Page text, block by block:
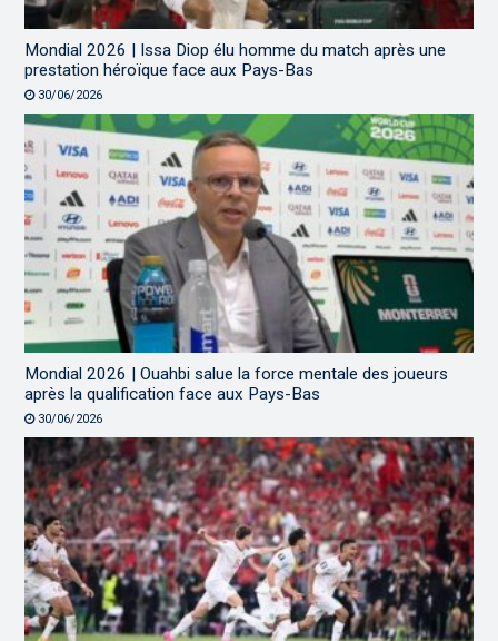
Mondial 2026 | Issa Diop élu homme du match après une
prestation héroïque face aux Pays-Bas
30/06/2026
Mondial 2026 | Ouahbi salue la force mentale des joueurs
après la qualification face aux Pays-Bas
30/06/2026